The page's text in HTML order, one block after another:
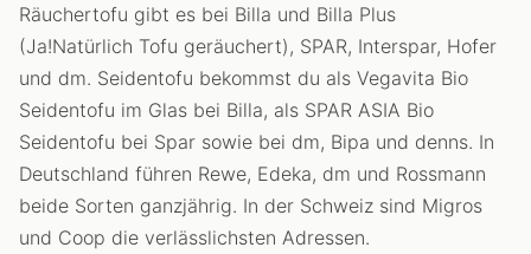
Räuchertofu gibt es bei Billa und Billa Plus
(Ja!Natürlich Tofu geräuchert), SPAR, Interspar, Hofer
und dm. Seidentofu bekommst du als Vegavita Bio
Seidentofu im Glas bei Billa, als SPAR ASIA Bio
Seidentofu bei Spar sowie bei dm, Bipa und denns. In
Deutschland führen Rewe, Edeka, dm und Rossmann
beide Sorten ganzjährig. In der Schweiz sind Migros
und Coop die verlässlichsten Adressen.